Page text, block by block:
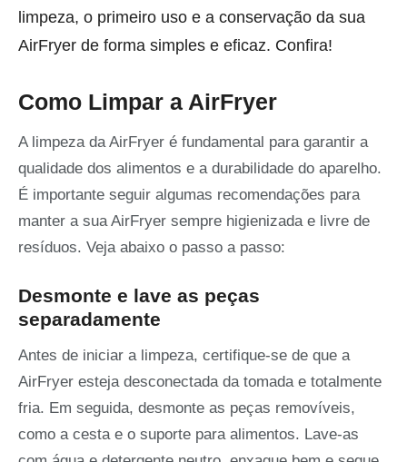
limpeza, o primeiro uso e a conservação da sua
AirFryer de forma simples e eficaz. Confira!
Como Limpar a AirFryer
A limpeza da AirFryer é fundamental para garantir a
qualidade dos alimentos e a durabilidade do aparelho.
É importante seguir algumas recomendações para
manter a sua AirFryer sempre higienizada e livre de
resíduos. Veja abaixo o passo a passo:
Desmonte e lave as peças
separadamente
Antes de iniciar a limpeza, certifique-se de que a
AirFryer esteja desconectada da tomada e totalmente
fria. Em seguida, desmonte as peças removíveis,
como a cesta e o suporte para alimentos. Lave-as